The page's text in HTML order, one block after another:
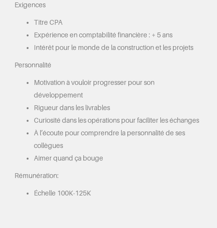
Exigences
Titre CPA
Expérience en comptabilité financière : + 5 ans
Intérêt pour le monde de la construction et les projets
Personnalité
Motivation à vouloir progresser pour son
développement
Rigueur dans les livrables
Curiosité dans les opérations pour faciliter les échanges
À l’écoute pour comprendre la personnalité de ses
collègues
Aimer quand ça bouge
Rémunération:
Échelle 100K-125K